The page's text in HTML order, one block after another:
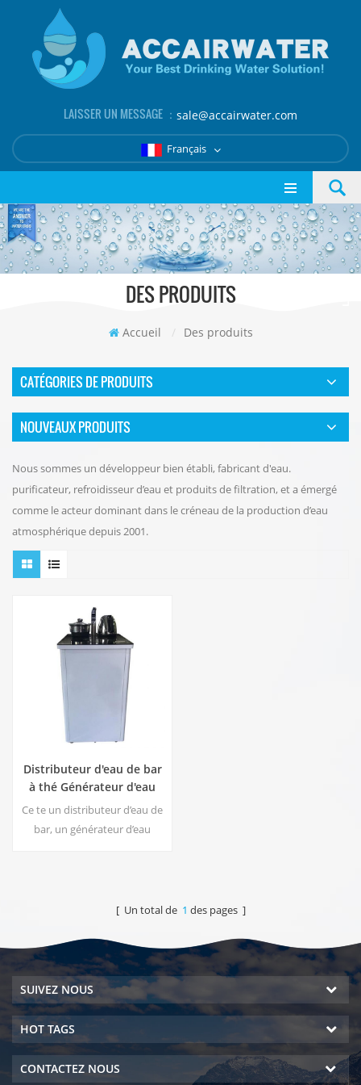
LAISSER UN MESSAGE ： sale@accairwater.com
Français
DES PRODUITS
Accueil / Des produits
CATÉGORIES DE PRODUITS
NOUVEAUX PRODUITS
Nous sommes un développeur bien établi, fabricant d'eau.
purificateur, refroidisseur d’eau et produits de filtration, et a émergé
comme le acteur dominant dans le créneau de la production d’eau
atmosphérique depuis 2001.
Distributeur d'eau de bar
à thé Générateur d'eau
atmosphérique HC-30LH
Ce te un distributeur d’eau de
bar, un générateur d’eau
système DOW RO. Hot & amp;
d'affichage LCD.
[ Un total de 1 des pages ]
SUIVEZ NOUS
HOT TAGS
CONTACTEZ NOUS